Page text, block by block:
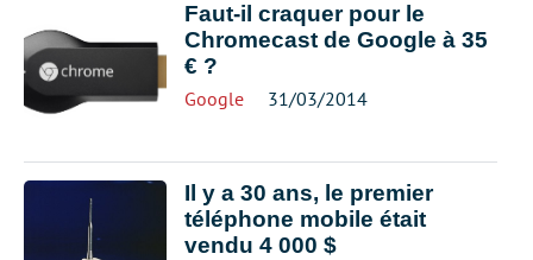
Faut-il craquer pour le
Chromecast de Google à 35
€ ?
Google 31/03/2014
Il y a 30 ans, le premier
téléphone mobile était
vendu 4 000 $